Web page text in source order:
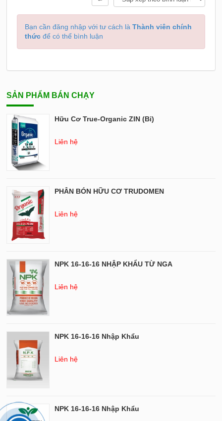
Bạn cần đăng nhập với tư cách là Thành viên chính
thức để có thể bình luận
SẢN PHẨM BÁN CHẠY
Hữu Cơ True-Organic ZIN (Bỉ)
Liên hệ
PHÂN BÓN HỮU CƠ TRUDOMEN
Liên hệ
NPK 16-16-16 NHẬP KHẨU TỪ NGA
Liên hệ
NPK 16-16-16 Nhập Khẩu
Liên hệ
NPK 16-16-16 Nhập Khẩu